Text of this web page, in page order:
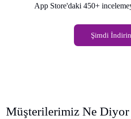
App Store'daki 450+
Şimdi İndirin
Müşterilerimiz Ne Diyor